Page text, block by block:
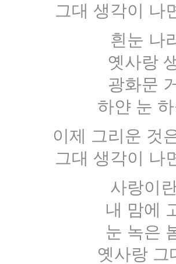
그대 생각이 나
흰눈 나
옛사랑
광화문
하얀 눈
이제 그리운 것
그대 생각이 나
사랑이
내 맘에
눈 녹은
옛사랑 그